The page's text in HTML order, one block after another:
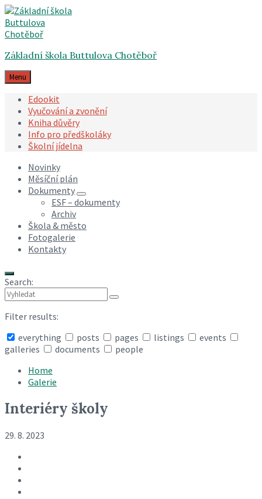
Skip
to
content
Skip
to
main
Skip
to
footer
Základní škola Buttulova Chotěboř
Menu
Edookit
Vyučování a zvonění
Kniha důvěry
Info pro předškoláky
Školní jídelna
Novinky
Měsíční plán
Dokumenty
ESF – dokumenty
Archiv
Škola & město
Fotogalerie
Kontakty
Search:
Filter results:
everything
posts pages listings
events
galleries
documents people
search
Home
Galerie
Interiéry školy
29. 8. 2023